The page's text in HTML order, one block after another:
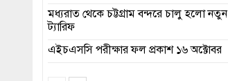
মধ্যরাত থেকে চট্টগ্রাম বন্দরে চালু হলো নতুন
ট্যারিফ
এইচএসসি পরীক্ষার ফল প্রকাশ ১৬ অক্টোবর